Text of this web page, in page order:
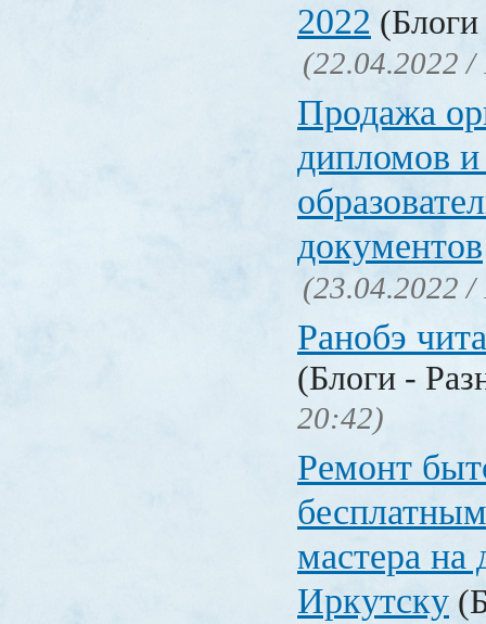
2022
(22.04.2022 /
Продажа
дипломов и
документов
(23.04.2022 /
Ранобэ
(Блоги -
20:42)
Ремонт
мастера на
Иркутску